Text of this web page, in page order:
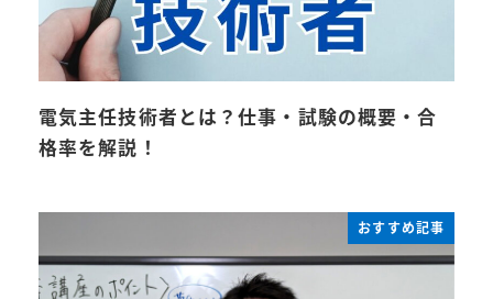
電気主任技術者とは？仕事・試験の概要・合
格率を解説！
おすすめ記事